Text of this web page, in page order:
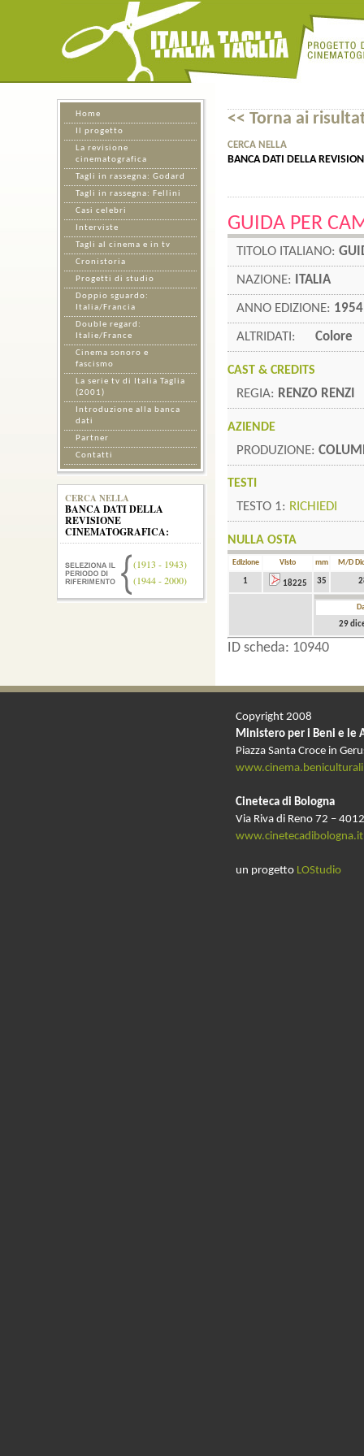
<< Torna ai
CERCA NELLA
BANCA DATI DELLA
GUIDA PER
TITOLO ITALIANO:
NAZIONE: ITALIA
ANNO EDIZIONE: 1954
ALTRIDATI: Colore
CAST & CREDITS
REGIA: RENZO RENZI
AZIENDE
PRODUZIONE:
TESTI
TESTO 1: RICHIEDI
NULLA OSTA
Edizione Visto mm M/D
1 18225 35
29
ID scheda: 10940
Home
Il progetto
La revisione
cinematografica
Tagli in rassegna: Godard
Tagli in rassegna: Fellini
Casi celebri
Interviste
Tagli al cinema e in tv
Cronistoria
Progetti di studio
Doppio sguardo:
Italia/Francia
Double regard:
Italie/France
Cinema sonoro e
fascismo
La serie tv di Italia Taglia
(2001)
Introduzione alla banca
dati
Partner
Contatti
CERCA NELLA
BANCA DATI DELLA
REVISIONE
CINEMATOGRAFICA:
(1913 - 1943)
(1944 - 2000)
Copyright 2008
Ministero per i Beni e le
Piazza Santa Croce in
Cineteca di Bologna
Via Riva di Reno 72 –
www.cinetecadibologna.it
un progetto LOStudio